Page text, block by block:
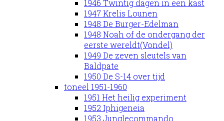
1946 Twintig dagen in een kast
1947 Krelis Lounen
1948 De Burger-Edelman
1948 Noah of de ondergang der
eerste wereldt(Vondel)
1949 De zeven sleutels van
Baldpate
1950 De S-14 over tijd
toneel 1951-1960
1951 Het heilig experiment
1952 Iphigeneia
1953 Junglecommando